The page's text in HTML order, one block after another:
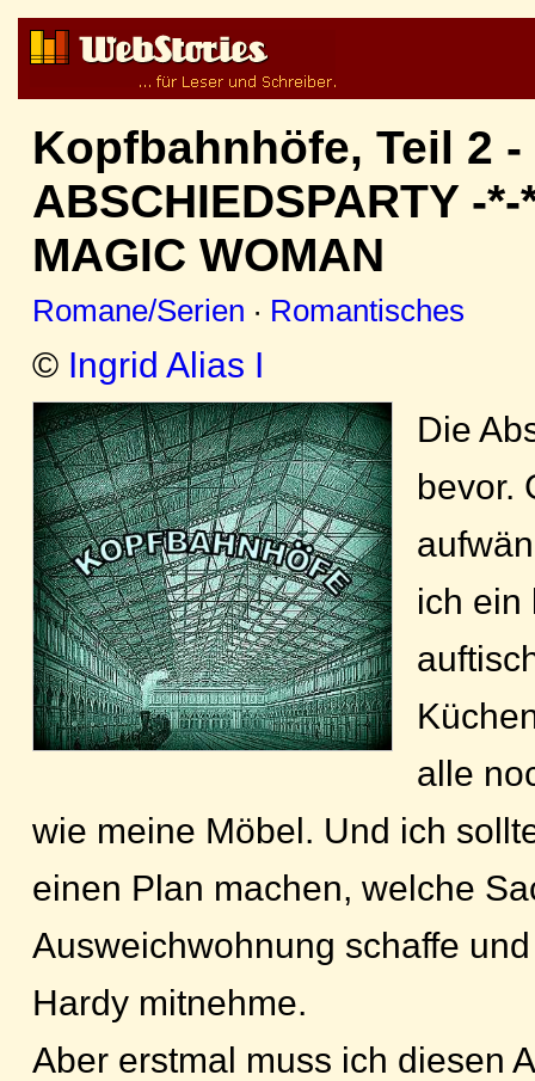
Kopfbahnhöfe, Teil 2 -
ABSCHIEDSPARTY -*-
MAGIC WOMAN
Romane/Serien · Romantisches
© Ingrid Alias I
Die
bevor.
ich ein
alle
wie meine Möbel. Und ich
einen Plan machen, welche
Ausweichwohnung schaffe
Hardy mitnehme.
Aber erstmal muss ich diesen